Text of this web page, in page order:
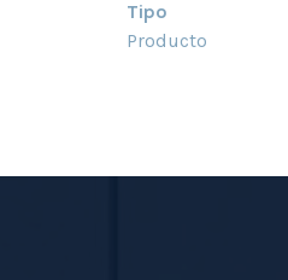
Tipo
Producto